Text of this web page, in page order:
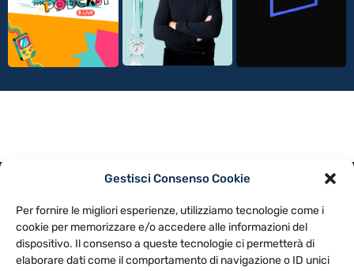
Gestisci Consenso Cookie
Per fornire le migliori esperienze, utilizziamo tecnologie come i
cookie per memorizzare e/o accedere alle informazioni del
dispositivo. Il consenso a queste tecnologie ci permetterà di
elaborare dati come il comportamento di navigazione o ID unici
NOTE LEGALI
CONTATTACI PREFERENZE
TV LIBERA S.P.A.